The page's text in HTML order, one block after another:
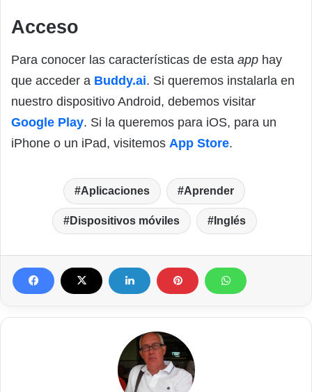
Acceso
Para conocer las características de esta app hay
que acceder a Buddy.ai. Si queremos instalarla en
nuestro dispositivo Android, debemos visitar
Google Play. Si la queremos para iOS, para un
iPhone o un iPad, visitemos App Store.
Aplicaciones Aprender
Dispositivos móviles Inglés